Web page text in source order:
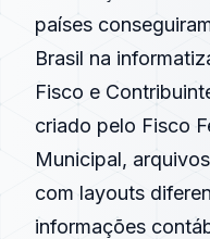
países
Brasil na
Fisco e
criado pelo Fisco
Municipal,
com layouts
informações